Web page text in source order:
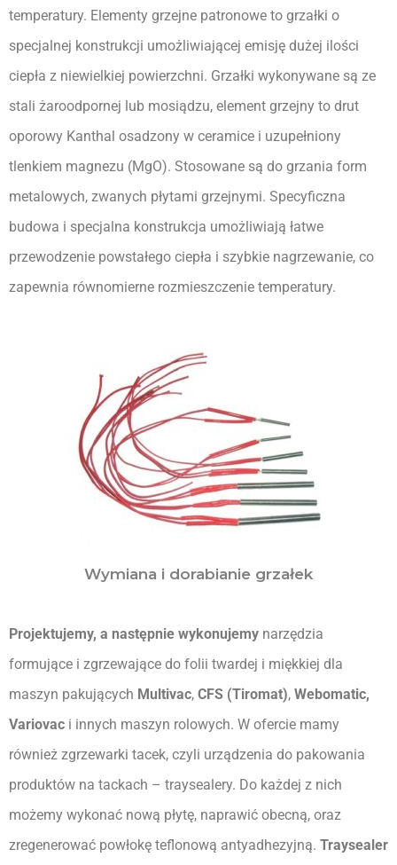
temperatury. Elementy grzejne patronowe to grzałki o
specjalnej konstrukcji umożliwiającej emisję dużej ilości
ciepła z niewielkiej powierzchni. Grzałki wykonywane są ze
stali żaroodpornej lub mosiądzu, element grzejny to drut
oporowy Kanthal osadzony w ceramice i uzupełniony
tlenkiem magnezu (MgO). Stosowane są do grzania form
metalowych, zwanych płytami grzejnymi. Specyficzna
budowa i specjalna konstrukcja umożliwiają łatwe
przewodzenie powstałego ciepła i szybkie nagrzewanie, co
zapewnia równomierne rozmieszczenie temperatury.
Wymiana i dorabianie grzałek
Projektujemy, a następnie wykonujemy narzędzia
formujące i zgrzewające do folii twardej i miękkiej dla
maszyn pakujących Multivac, CFS (Tiromat), Webomatic,
Variovac i innych maszyn rolowych. W ofercie mamy
również zgrzewarki tacek, czyli urządzenia do pakowania
produktów na tackach – traysealery. Do każdej z nich
możemy wykonać nową płytę, naprawić obecną, oraz
zregenerować powłokę teflonową antyadhezyjną. Traysealer